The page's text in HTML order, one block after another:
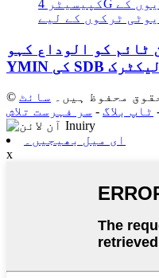
ٹائم کو الوداع کہو:
سائٹ
ٹاپ بلاگ - سر فہرست تلاش
ای میل بھیجیں۔
x